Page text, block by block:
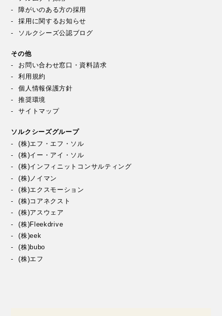
障がいのある方の採用
採用に関するお知らせ
ソルクシーズ公認ブログ
その他
お問い合わせ窓口・資料請求
利用規約
個人情報保護方針
推奨環境
サイトマップ
ソルクシーズグループ
(株)エフ・エフ・ソル
(株)イー・アイ・ソル
(株)インフィニットコンサルティング
(株)ノイマン
(株)エクスモーション
(株)コアネクスト
(株)アスウェア
(株)Fleekdrive
(株)eek
(株)bubo
(株)エフ